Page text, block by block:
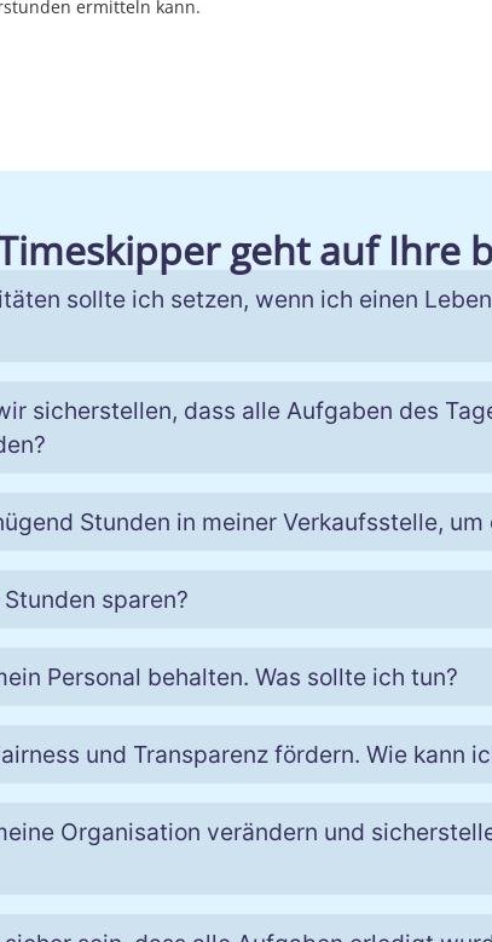
ermitteln kann.
geht auf Ihre
sollte ich setzen, wenn ich einen
sicherstellen, dass alle Aufgaben des
Stunden in meiner Verkaufsstelle,
sparen?
Personal behalten. Was sollte ich tun?
und Transparenz fördern. Wie kann
Organisation verändern und